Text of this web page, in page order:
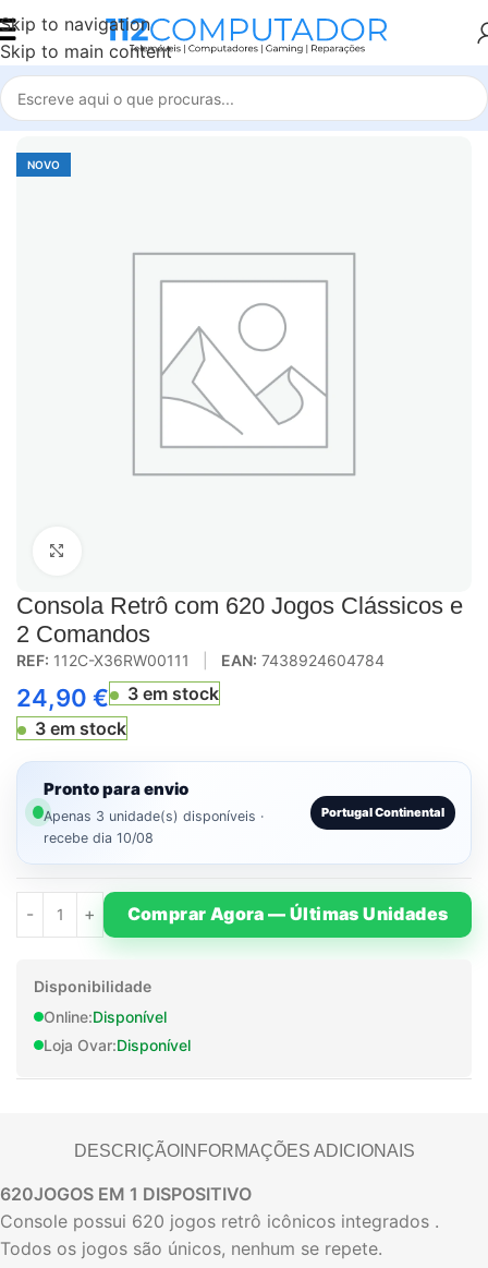
Skip to navigation
Skip to main content
Início Accessories
NOVO
Consola Retrô com 620 Jogos Clássicos e
2 Comandos
REF: 112C-X36RW00111 EAN: 7438924604784
24,90 €
3 em stock
3 em stock
Pronto para envio
Apenas 3 unidade(s) disponíveis ·
recebe dia 10/08
Portugal Continental
Comprar Agora — Últimas Unidades
Disponibilidade
Online:Disponível
Loja Ovar:Disponível
DESCRIÇÃOINFORMAÇÕES ADICIONAIS
620JOGOS EM 1 DISPOSITIVO
Console possui 620 jogos retrô icônicos integrados .
Todos os jogos são únicos, nenhum se repete.